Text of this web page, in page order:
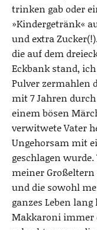
trinken gab oder
»Kindergetränk«
und extra
die auf dem
Eckbank stand,
Pulver zermahlen
mit 7 Jahren
einem bösen
verwitwete Vater
Ungehorsam mit
geschlagen
meiner
und die sowohl
ganzes Leben
Makkaroni immer